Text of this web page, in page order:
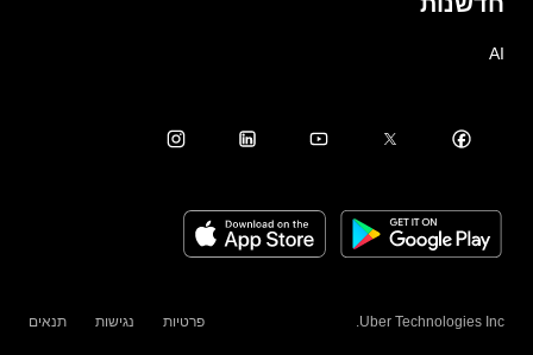
AI
Uber Technologies Inc. פרטיות נגישות תנאים